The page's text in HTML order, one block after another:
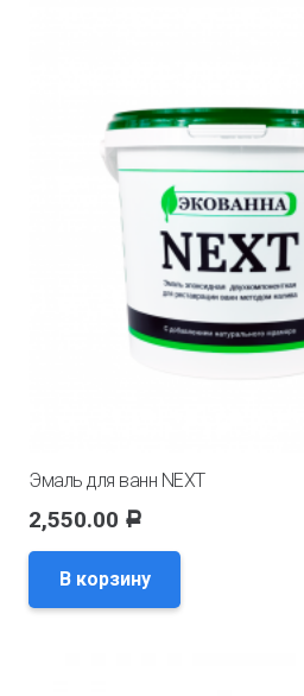
Эмаль для ванн NEXT
2,550.00 Р
В корзину